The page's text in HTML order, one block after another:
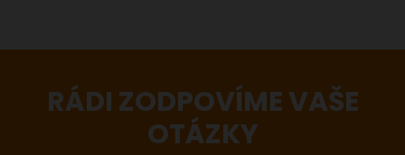
RÁDI ZODPOVÍME VAŠE
OTÁZKY